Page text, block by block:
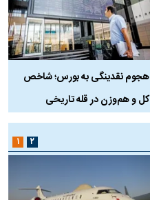
هجوم نقدینگی به بورس؛ شاخص
کل و هم‌وزن در قله تاریخی
۱ ۲